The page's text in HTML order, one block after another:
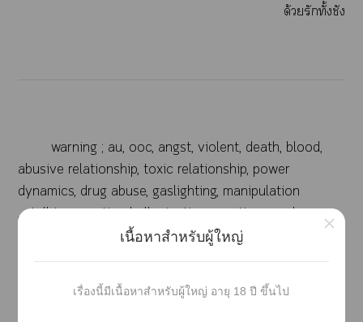
ด้วยรักทั้งชัง
warning ; au, ooc, angst, violent, death, blood,
abusive relationship, toxic relationship, power
dynamics, drug abuse, gaslighting, manipulation
, stalking, mention hallucination, mention murder
ทั้งาร่างาแะจิตใ าสัมพันธ์เป็นพิษ าสัมพันธ์ที่ฝ่าย
เนื้อหาสำหรับผู้ใหญ่
เรื่องนี้มีเนื้อหาสำหรับผู้ใหญ่ อายุ 18 ปี ขึ้นไป
×